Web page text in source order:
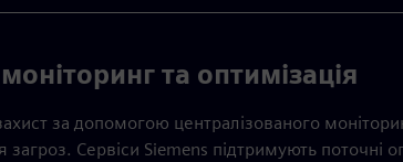
та оптимізація
за допомогою централізованого
загроз. Сервіси Siemens підтримують поточні